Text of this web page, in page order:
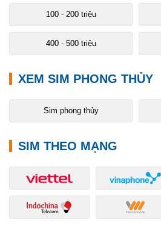
100 - 200 triệu
400 - 500 triệu
XEM SIM PHONG THỦY
Sim phong thủy
SIM THEO MẠNG